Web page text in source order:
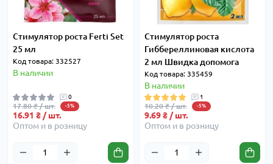
Стимулятор роста Ferti Set
25 мл
Код товара: 332527
В наличии
0
17.80 ₴ / шт. -5%
16.91 ₴ / шт.
Оптом и в розницу
Стимулятор роста
Гиббереллиновая кислота
2 мл Швидка допомога
Код товара: 335459
В наличии
1
10.20 ₴ / шт. -5%
9.69 ₴ / шт.
Оптом и в розницу